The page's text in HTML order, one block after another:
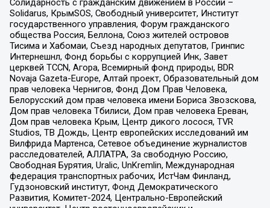
Солидарность с гражданским движением в России –
Solidarus, КрымSOS, Свободный университет, Институт
государственного управления, Форум гражданского
общества Россия, Беллона, Союз жителей островов
Тисима и Хабомаи, Съезд народных депутатов, Гринпис
Интернешнл, Фонд борьбы с коррупцией Инк, Завет
церквей TCCN, Агора, Всемирный фонд природы, BDR
Novaja Gazeta-Europe, Алтай проект, Образовательный дом
прав человека Чернигов, Фонд Дом Прав Человека,
Белорусский дом прав человека имени Бориса Звозскова,
Дом прав человека Тбилиси, Дом прав человека Ереван,
Дом прав человека Крым, Центр дикого лосося, TVR
Studios, ТВ Дождь, Центр европейских исследований им
Вилфрида Мартенса, Сетевое объединение журналистов
расследователей, АЛЛАТРА, За свободную Россию,
Свободная Бурятия, Uralic, UnKremlin, Международная
федерация транспортных рабочих, ИстЧам Финланд,
Гудзоновский институт, Фонд Демократического
Развития, Комитет-2024, Центрально-Европейский